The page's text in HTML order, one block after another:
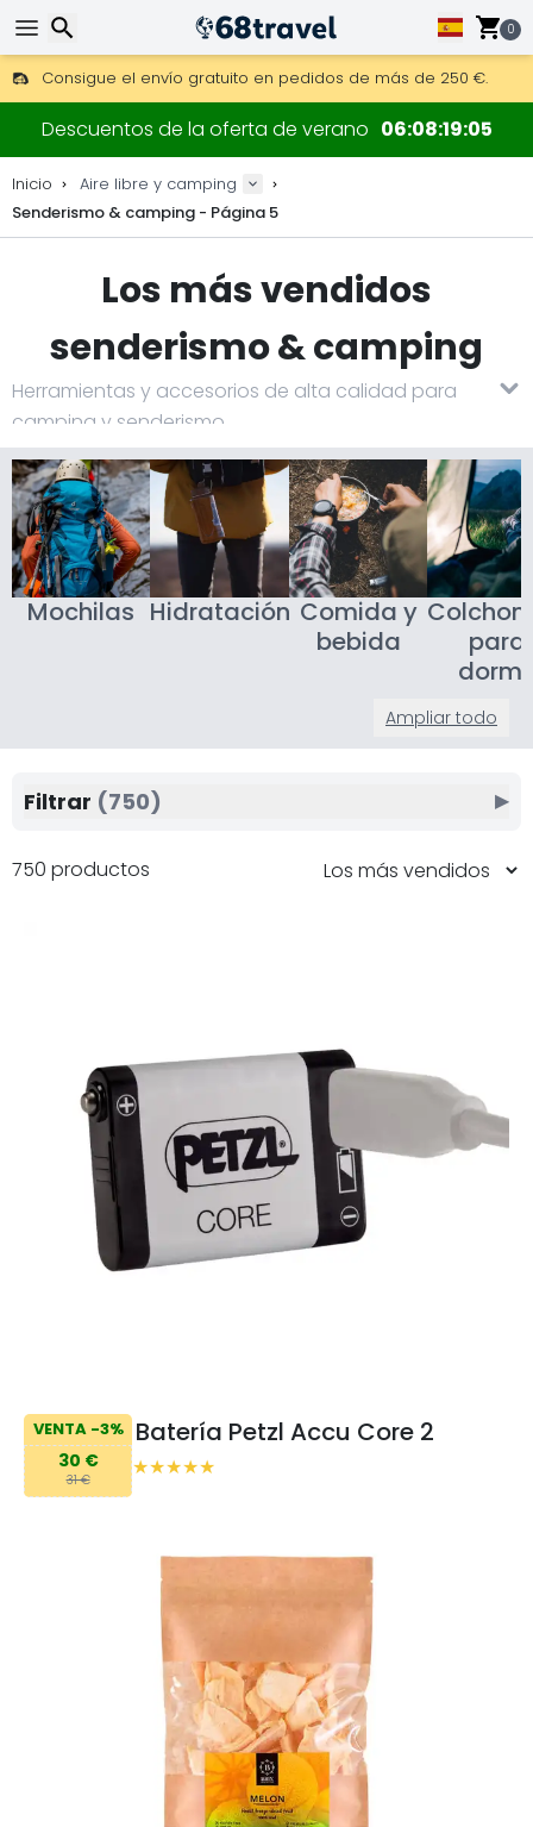
0
Consigue el envío gratuito en pedidos de más de 250 €.
Envío DHL 1 día disponible.
30 días para devoluciones, 90 días para mapas de madera
Descuentos de la oferta de verano 06081903
Inicio
Aire libre y camping
Senderismo & camping - Página 5
Los más vendidos
senderismo & camping
Herramientas y accesorios de alta calidad para
camping y senderismo.
Mochilas Hidratación Comida y
bebida
para
Ampliar todo
750 productos
VENTA -3%
30 €
31 €
Batería Petzl Accu Core 2
Filtrar (750) ▶
Buscar